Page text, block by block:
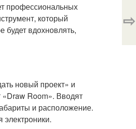
профессиональных
который
будет вдохновлять,
новый проект» и
Room». Вводят
и расположение.
⇨